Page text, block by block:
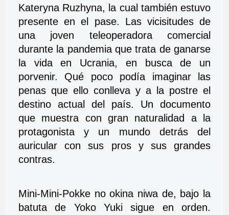
Kateryna Ruzhyna, la cual también estuvo
presente en el pase. Las vicisitudes de
una joven teleoperadora comercial
durante la pandemia que trata de ganarse
la vida en Ucrania, en busca de un
porvenir. Qué poco podía imaginar las
penas que ello conlleva y a la postre el
destino actual del país. Un documento
que muestra con gran naturalidad a la
protagonista y un mundo detrás del
auricular con sus pros y sus grandes
contras.
Mini-Mini-Pokke no okina niwa de, bajo la
batuta de Yoko Yuki sigue en orden.